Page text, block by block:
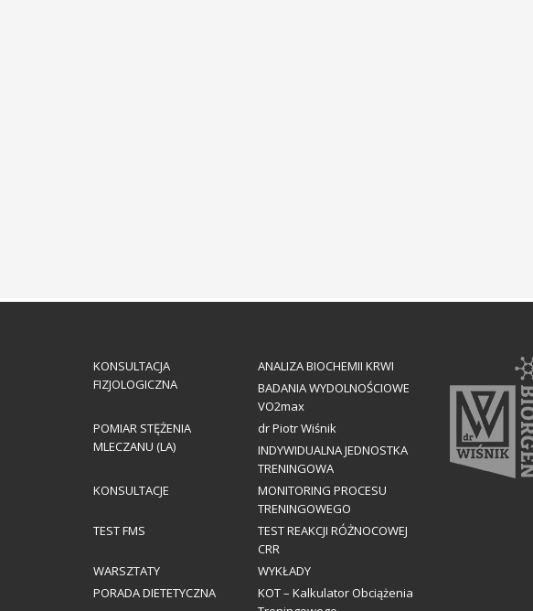
KONSULTACJA
FIZJOLOGICZNA
ANALIZA BIOCHEMII KRWI
BADANIA WYDOLNOŚCIOWE
VO2max
POMIAR STĘŻENIA
MLECZANU (LA)
dr Piotr Wiśnik
INDYWIDUALNA JEDNOSTKA
TRENINGOWA
KONSULTACJE
MONITORING PROCESU
TRENINGOWEGO
TEST FMS
TEST REAKCJI RÓŻNOCOWEJ
CRR
WARSZTATY
WYKŁADY
PORADA DIETETYCZNA
KOT – Kalkulator Obciążenia